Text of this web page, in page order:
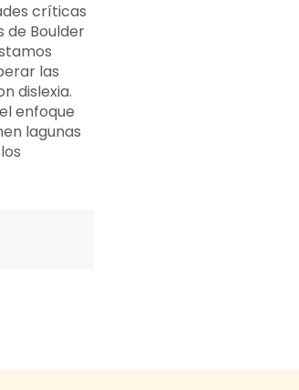
críticas
de Boulder
las
dislexia.
enfoque
lagunas